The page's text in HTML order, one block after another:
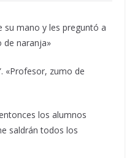
su mano y les preguntó a
de naranja»
«Profesor, zumo de
los alumnos
saldrán todos los